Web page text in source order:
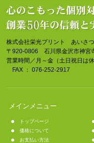
株式会社栄光プリント あいさ
〒920-0806 石川県金沢市神宮
営業時間／月～金（土日祝日は
FAX ： 076-252-2917
メインメニュー
トップページ
価格について
お支払い方法